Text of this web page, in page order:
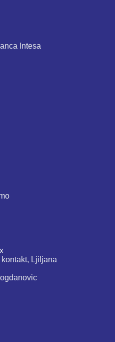
Intesa
Ljiljana